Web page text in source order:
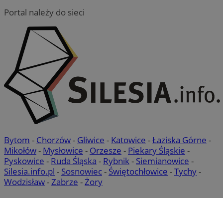
Portal należy do sieci
Bytom - Chorzów- Gliwice - Katowice -Łaziska Górne -
Mikołów- Mysłowice - Orzesze - Piekary Śląskie -
Pyskowice - Ruda Śląska - Rybnik- Siemianowice -
Silesia.info.pl - Sosnowiec- Świętochłowice -Tychy-
Wodzisław-Zabrze -Żory